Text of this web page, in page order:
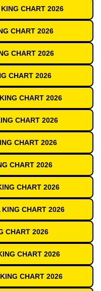
CHART 2026
CHART 2026
CHART 2026
CHART 2026
CHART 2026
CHART 2026
CHART 2026
CHART 2026
CHART 2026
CHART 2026
CHART 2026
CHART 2026
CHART 2026